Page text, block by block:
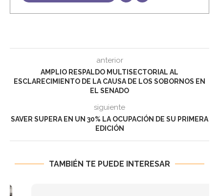
anterior
AMPLIO RESPALDO MULTISECTORIAL AL
ESCLARECIMIENTO DE LA CAUSA DE LOS SOBORNOS EN
EL SENADO
siguiente
SAVER SUPERA EN UN 30% LA OCUPACIÓN DE SU PRIMERA
EDICIÓN
TAMBIÉN TE PUEDE INTERESAR